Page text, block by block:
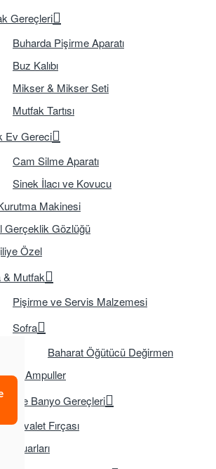
Gereçleri
Buharda Pişirme Aparatı
Buz Kalıbı
Mikser & Mikser Seti
Mutfak Tartısı
Ev Gereci
Cam Silme Aparatı
Sinek İlacı ve Kovucu
Makinesi
Gerçeklik Gözlüğü
Özel
& Mutfak
Pişirme ve Servis Malzemesi
Sofra
Baharat Öğütücü Değirmen
Ampuller
ve Banyo Gereçleri
Tuvalet Fırçası